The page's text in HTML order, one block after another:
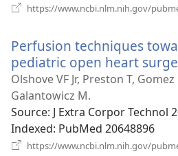
https://www.ncbi.nlm.nih.gov/
Perfusion techniques
pediatric open heart
Olshove VF Jr, Preston T,
Galantowicz M.
Source‎: J Extra Corpor Technol
Indexed‎: PubMed 20648896
https://www.ncbi.nlm.nih.gov/